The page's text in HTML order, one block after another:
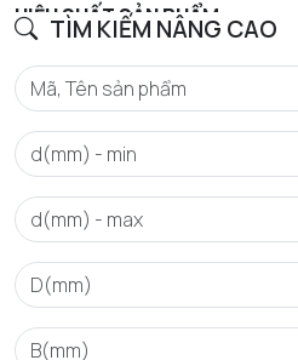
TÌM KIẾM NÂNG CAO
HIỆU SUẤT SẢN PHẨM
C - Tải trọng động cơ bản danh định
C0 - Tải trọng tĩnh cơ bản danh định
Cu - Giới hạn tải trọng mỏi
e - Trị số giới hạn
Y1 - Hệ số tải trọng trục thấp hơn
Y2 - Hệ số tải trọng trục trên